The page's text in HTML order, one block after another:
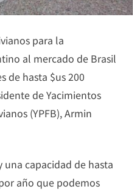
para la
al mercado de Brasil
de hasta $us 200
de Yacimientos
(YPFB), Armin
una capacidad de hasta
año que podemos